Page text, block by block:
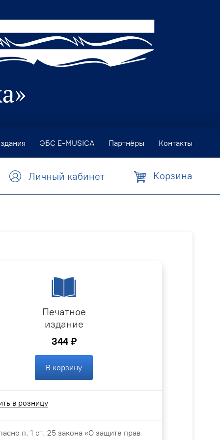
ЭБС E-MUSICA Партнёры Контакты
Личный кабинет Корзина
Печатное
издание
344 ₽
В корзину
в розницу
п. 1 ст. 25 закона «О защите прав